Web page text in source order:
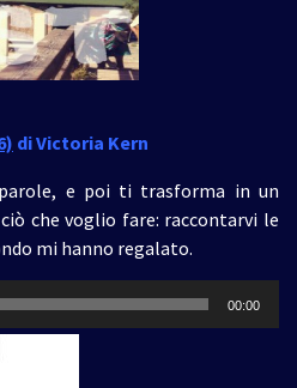
di Victoria Kern
e poi ti trasforma in un
che voglio fare: raccontarvi le
mi hanno regalato.
00:00